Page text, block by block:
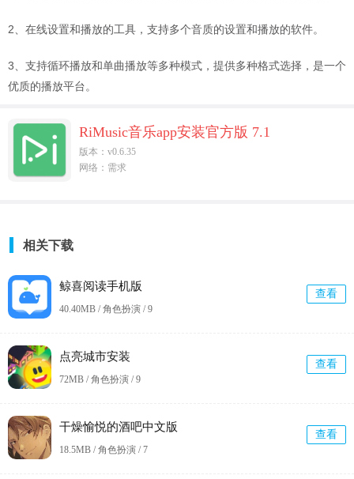
2、在线设置和播放的工具，支持多个音质的设置和播放的软件。
3、支持循环播放和单曲播放等多种模式，提供多种格式选择，是一个
优质的播放平台。
RiMusic音乐app安装官方版 7.1
版本：v0.6.35
网络：需求
相关下载
鲸喜阅读手机版
40.40MB / 角色扮演 /9
查看
点亮城市安装
72MB / 角色扮演 /9
查看
干燥愉悦的酒吧中文版
18.5MB / 角色扮演 /7
查看